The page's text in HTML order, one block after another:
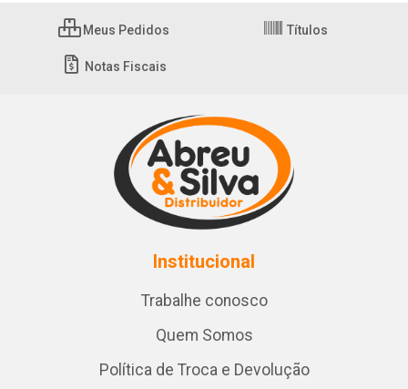
Meus Pedidos Títulos
Notas Fiscais
Institucional
Trabalhe conosco
Quem Somos
Política de Troca e Devolução